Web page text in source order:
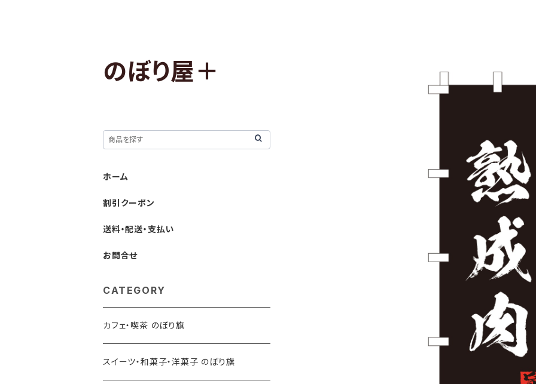
のぼり屋＋
ホーム
割引クーポン
送料・配送・支払い
お問合せ
CATEGORY
カフェ・喫茶 のぼり旗
スイーツ・和菓子・洋菓子 のぼり旗